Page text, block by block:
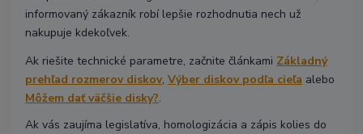
informovaný zákazník robí lepšie rozhodnutia nech už
nakupuje kdekoľvek.
Ak riešite technické parametre, začnite článkami Základný
prehľad rozmerov diskov,Výber diskov podľa cieľa alebo
Môžem dať väčšie disky?.
Ak vás zaujíma legislatíva, homologizácia a zápis kolies do